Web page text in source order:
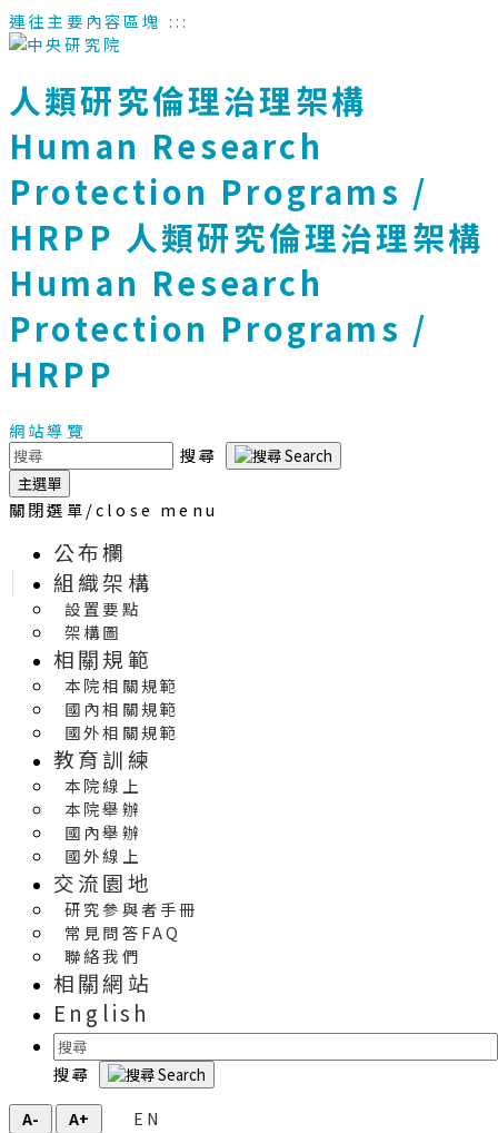
連往主要內容區塊 :::
人類研究倫理治理架構
Human Research
Protection Programs /
HRPP 人類研究倫理治理架構
Human Research
Protection Programs /
HRPP
網站導覽
搜尋
主選單
關閉選單/close menu
公布欄
組織架構
設置要點
架構圖
相關規範
本院相關規範
國內相關規範
國外相關規範
教育訓練
本院線上
本院舉辦
國內舉辦
國外線上
交流園地
研究參與者手冊
常見問答FAQ
聯絡我們
相關網站
English
搜尋
A- A+
EN